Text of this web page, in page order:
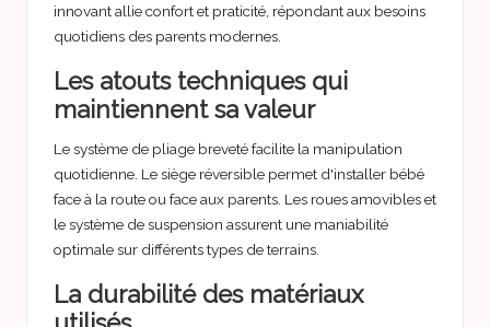
innovant allie confort et praticité, répondant aux besoins
quotidiens des parents modernes.
Les atouts techniques qui
maintiennent sa valeur
Le système de pliage breveté facilite la manipulation
quotidienne. Le siège réversible permet d'installer bébé
face à la route ou face aux parents. Les roues amovibles et
le système de suspension assurent une maniabilité
optimale sur différents types de terrains.
La durabilité des matériaux